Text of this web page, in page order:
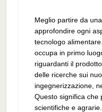
Meglio partire da
approfondire ogni
tecnologo
occupa in primo
riguardanti il
delle ricerche sui
ingegnerizzazione,
Questo significa che
scientifiche e